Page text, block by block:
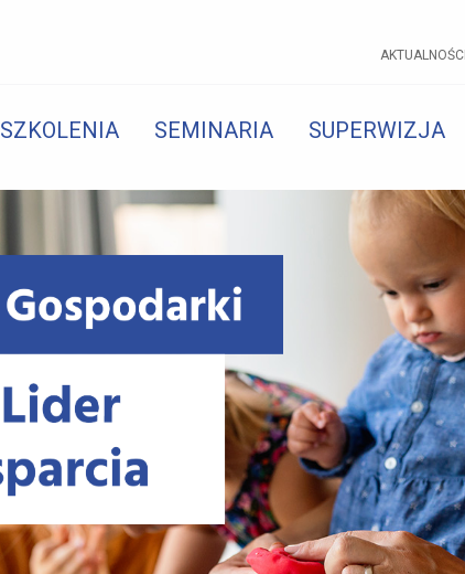
AKTUALNOŚCI
SZKOLENIA SEMINARIA SUPERWIZJA